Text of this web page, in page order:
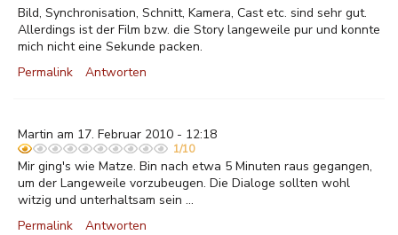
Bild, Synchronisation, Schnitt, Kamera, Cast etc. sind sehr gut.
Allerdings ist der Film bzw. die Story langeweile pur und konnte
mich nicht eine Sekunde packen.
Permalink
Antworten
Martin am 17. Februar 2010 - 12:18
1/10
Mir ging's wie Matze. Bin nach etwa 5 Minuten raus gegangen,
um der Langeweile vorzubeugen. Die Dialoge sollten wohl
witzig und unterhaltsam sein ...
Permalink
Antworten